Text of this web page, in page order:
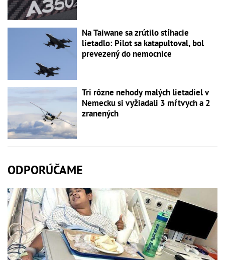
Na Taiwane sa zrútilo stíhacie
lietadlo: Pilot sa katapultoval, bol
prevezený do nemocnice
Tri rôzne nehody malých lietadiel v
Nemecku si vyžiadali 3 mŕtvych a 2
zranených
ODPORÚČAME